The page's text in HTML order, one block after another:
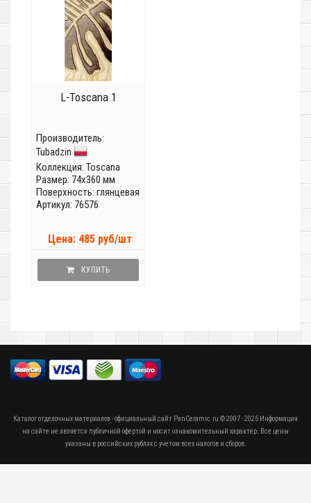
L-Toscana 1
Производитель:
Tubadzin
Коллекция: Toscana
Размер: 74x360 мм
Поверхность: глянцевая
Артикул: 76576
Цена: 485 руб/шт
КУПИТЬ
Каталог отделочных материалов - официальный сайт PanCeramic.ru © 2007 - 2025 Информация
на сайте не является публичной офертой и носит ознакомительный характер. Все цены
указаны в российских рублях с учетом всех налогов и сборов.